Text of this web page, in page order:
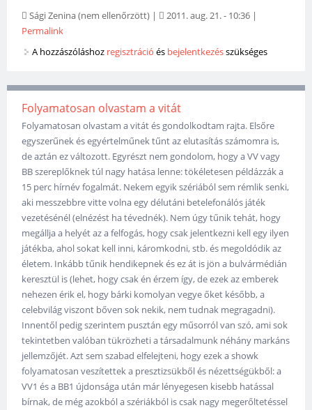
Sági Zenina (nem ellenőrzött) | 2011. aug. 21. - 10:36 |
Permalink
A hozzászóláshoz regisztráció és bejelentkezésszükséges
Folyamatosan olvastam a vitát
Folyamatosan olvastam a vitát és gondolkodtam rajta. Elsőre
egyszerűnek és egyértelműnek tűnt az elutasítás számomra is,
de aztán ez változott. Egyrészt nem gondolom, hogy a VV vagy
BB szereplőknek túl nagy hatása lenne: tökéletesen példázzák a
15 perc hírnév fogalmát. Nekem egyik szériából sem rémlik senki,
aki messzebbre vitte volna egy délutáni betelefonálós játék
vezetésénél (elnézést ha tévednék). Nem úgy tűnik tehát, hogy
megállja a helyét az a felfogás, hogy csak jelentkezni kell egy ilyen
játékba, ahol sokat kell inni, káromkodni, stb. és megoldódik az
életem. Inkább tűnik hendikepnek és ez át is jön a bulvármédián
keresztül is (lehet, hogy csak én érzem így, de ezek az emberek
nehezen érik el, hogy bárki komolyan vegye őket később, a
celebvilág viszont bőven sok nekik, nem tudnak megragadni).
Innentől pedig szerintem pusztán egy műsorról van szó, ami sok
tekintetben valóban tükrözheti a társadalmunk néhány markáns
jellemzőjét. Azt sem szabad elfelejteni, hogy ezek a showk
folyamatosan veszítettek a presztizsükből és nézettségükből: a
VV1 és a BB1 újdonsága után már lényegesen kisebb hatással
bírnak, de még azokból a szériákból is csak nagy megerőltetéssel